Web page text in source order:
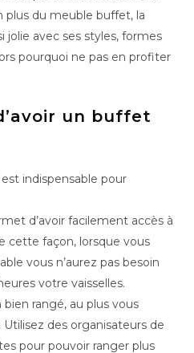
plus du meuble buffet, la
jolie avec ses styles, formes
pourquoi ne pas en profiter
un buffet
indispensable pour
d’avoir facilement accès à
cette façon, lorsque vous
vous n’aurez pas besoin
votre vaisselles.
rangé, au plus vous
Utilisez des organisateurs de
pour pouvoir ranger plus